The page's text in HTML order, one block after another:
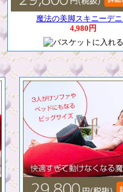
魔法の美脚スキニーデ
4,980円